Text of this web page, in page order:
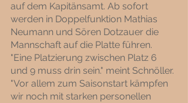
auf dem Kapitänsamt. Ab sofort
werden in Doppelfunktion Mathias
Neumann und Sören Dotzauer die
Mannschaft auf die Platte führen.
"Eine Platzierung zwischen Platz 6
und 9 muss drin sein." meint Schnöller.
"Vor allem zum Saisonstart kämpfen
wir noch mit starken personellen